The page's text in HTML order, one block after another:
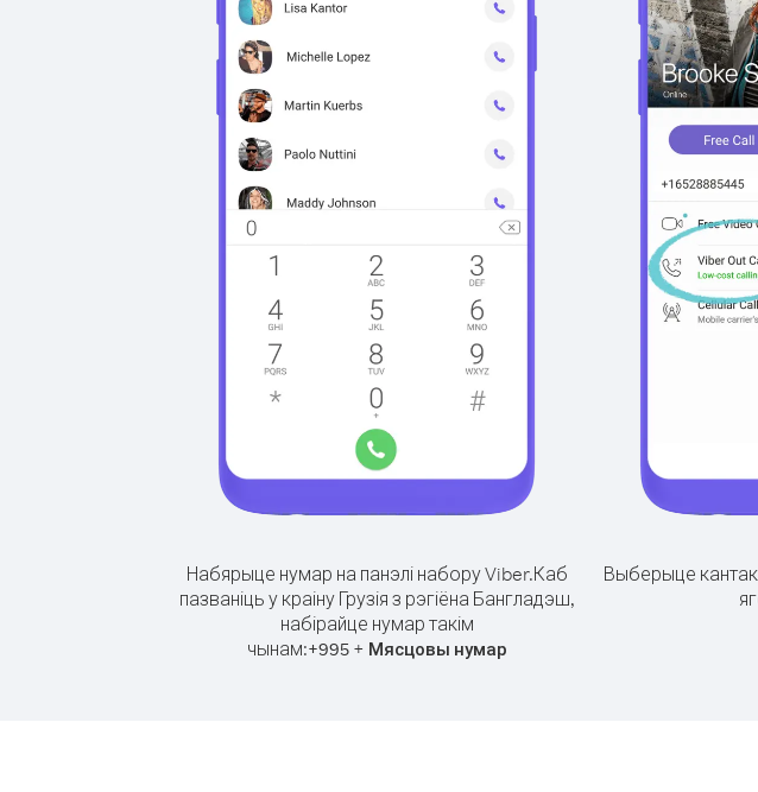
Набярыце нумар на панэлі набору Viber.Каб
пазваніць у краіну Грузія з рэгіёна Бангладэш,
набірайце нумар такім
чынам:+995+ Мясцовы нумар
Выберыце